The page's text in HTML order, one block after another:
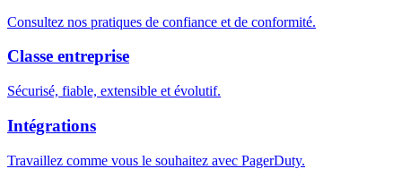
Consultez nos pratiques de confiance et de conformité.
Classe entreprise
Sécurisé, fiable, extensible et évolutif.
Intégrations
Travaillez comme vous le souhaitez avec PagerDuty.